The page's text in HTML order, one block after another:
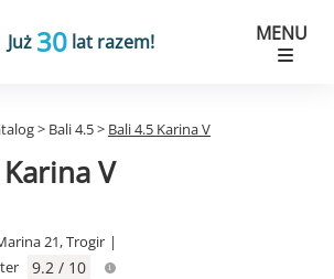
Już 30 lat razem! MENU
> Bali 4.5> Bali 4.5 Karina V
V
21, Trogir |
9.2 / 10